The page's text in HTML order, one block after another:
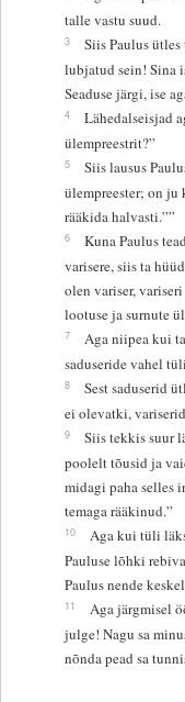
talle vastu suud.
3
Siis Paulus
lubjatud sein! Sina
Seaduse järgi, ise
4
Lähedalseisjad
ülempreestrit?”
5
Siis lausus
ülempreester; on ju
rääkida halvasti.””
6
Kuna Paulus
varisere, siis ta
olen variser,
lootuse ja surnute
7
Aga niipea kui
saduseride vahel
8
Sest saduserid
ei olevatki,
9
Siis tekkis suur
poolelt tõusid ja
midagi paha selles
temaga rääkinud.”
10
Aga kui tüli
Pauluse lõhki
Paulus nende
11
Aga järgmisel
julge! Nagu sa
nõnda pead sa